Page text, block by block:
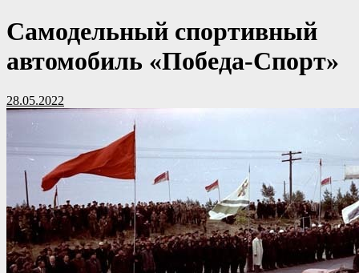
Самодельный спортивный
автомобиль «Победа-Спорт»
28.05.2022